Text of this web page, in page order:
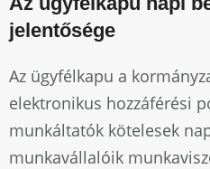
jelentősége
Az ügyfélkapu a
elektronikus hozzáférési
munkáltatók kötelesek
munkavállalóik